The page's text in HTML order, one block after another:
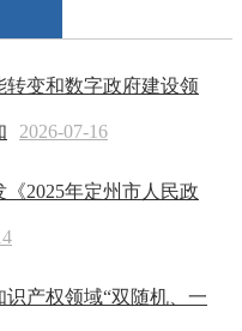
变和数字政府建设领
2026-07-16
2025年定州市人民政
产权领域“双随机、一